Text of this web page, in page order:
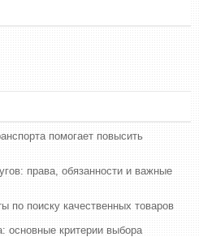
помогает повысить
права, обязанности и важные
по поиску качественных товаров
основные критерии выбора